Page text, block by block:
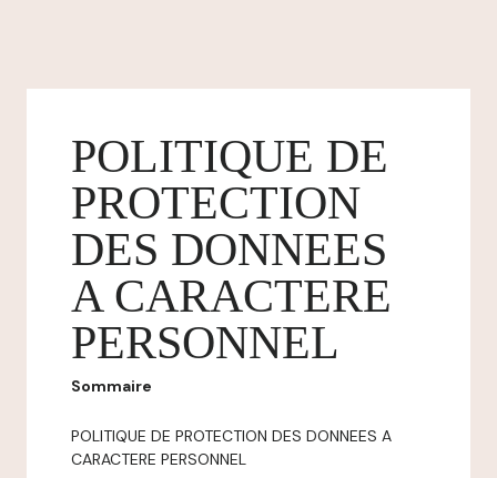
POLITIQUE DE
PROTECTION
DES DONNEES
A CARACTERE
PERSONNEL
Sommaire
POLITIQUE DE PROTECTION DES DONNEES A
CARACTERE PERSONNEL